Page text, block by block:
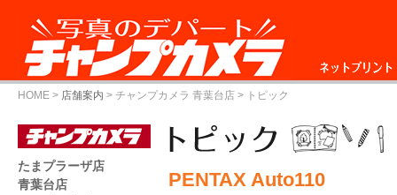
ネットプリント
HOME > 店舗案内 > チャンプカメラ 青葉台店 > トピック
PENTAX Auto110
たまプラーザ店
青葉台店